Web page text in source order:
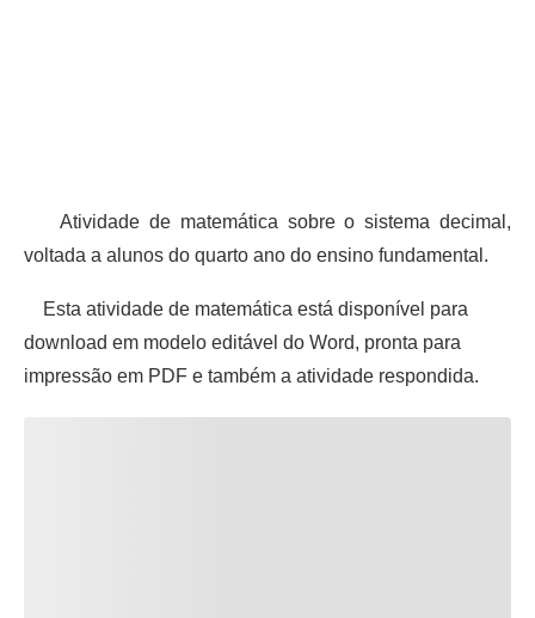
Atividade de matemática sobre o sistema decimal,
voltada a alunos do quarto ano do ensino fundamental.
Esta atividade de matemática está disponível para
download em modelo editável do Word, pronta para
impressão em PDF e também a atividade respondida.